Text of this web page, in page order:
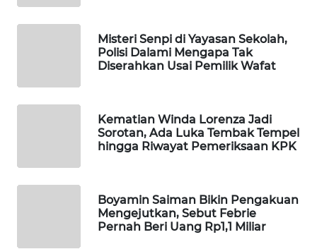
Misteri Senpi di Yayasan Sekolah,
Polisi Dalami Mengapa Tak
Diserahkan Usai Pemilik Wafat
Kematian Winda Lorenza Jadi
Sorotan, Ada Luka Tembak Tempel
hingga Riwayat Pemeriksaan KPK
Boyamin Saiman Bikin Pengakuan
Mengejutkan, Sebut Febrie
Pernah Beri Uang Rp1,1 Miliar
WAHANA